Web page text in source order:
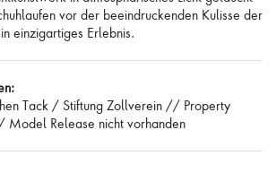
vor der beeindruckenden Kulisse der
einzigartiges Erlebnis.
Tack / Stiftung Zollverein // Property
Model Release nicht vorhanden